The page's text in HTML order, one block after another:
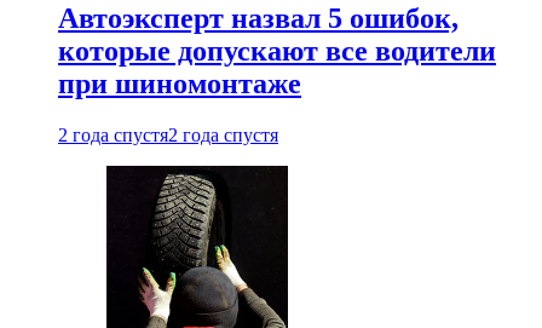
Автоэксперт назвал 5 ошибок,
которые допускают все водители
при шиномонтаже
2 года спустя2 года спустя